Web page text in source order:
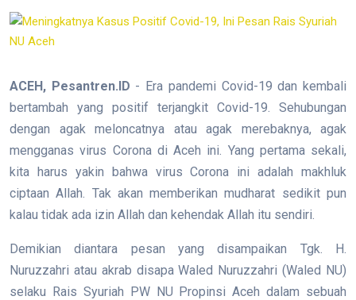
ACEH, Pesantren.ID - Era pandemi Covid-19 dan kembali
bertambah yang positif terjangkit Covid-19. Sehubungan
dengan agak meloncatnya atau agak merebaknya, agak
mengganas virus Corona di Aceh ini. Yang pertama sekali,
kita harus yakin bahwa virus Corona ini adalah makhluk
ciptaan Allah. Tak akan memberikan mudharat sedikit pun
kalau tidak ada izin Allah dan kehendak Allah itu sendiri.
Demikian diantara pesan yang disampaikan Tgk. H.
Nuruzzahri atau akrab disapa Waled Nuruzzahri (Waled NU)
selaku Rais Syuriah PW NU Propinsi Aceh dalam sebuah